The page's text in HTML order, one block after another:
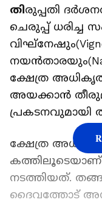
തിരുപ്പതി
ചെരുപ്പ് ധരിച്ച
ക്ഷേത്ര
അയക്കാൻ
പ്രകടനവുമായി
ക്ഷേത്ര
നടത്തിയത്.
ദൈവത്തോട്